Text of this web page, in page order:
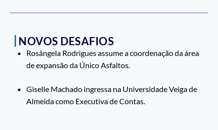
NOVOS DESAFIOS
Rosângela Rodrigues assume a coordenação da área
de expansão da Único Asfaltos.
Giselle Machado ingressa na Universidade Veiga de
Almeida como Executiva de Contas.